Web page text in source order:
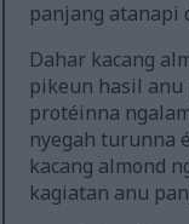
panjang atanapi
Dahar kacang
pikeun hasil anu
protéinna
nyegah turunna
kacang almond
kagiatan anu